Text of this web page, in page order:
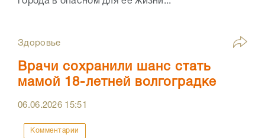
Здоровье
Врачи сохранили шанс стать
мамой 18-летней волгоградке
06.06.2026 15:51
Комментарии